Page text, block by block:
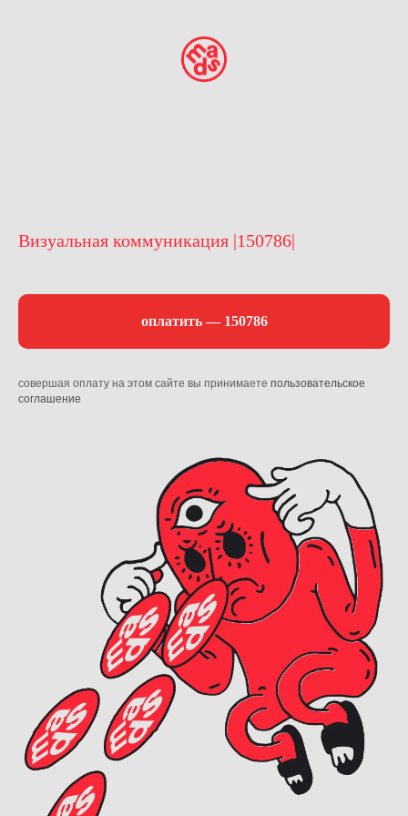
Визуальная коммуникация |150786|
оплатить — 150786
совершая оплату на этом сайте вы принимаете пользовательское
соглашение